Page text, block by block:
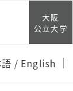
大阪
公立大学
/ English